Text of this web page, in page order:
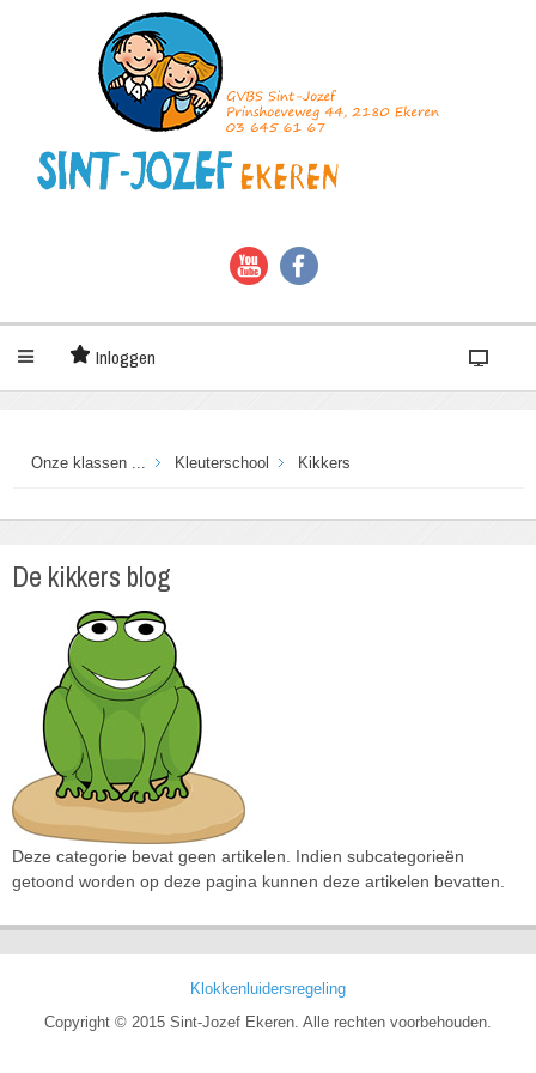
Inloggen
Onze klassen ... Kleuterschool Kikkers
De kikkers blog
Deze categorie bevat geen artikelen. Indien subcategorieën
getoond worden op deze pagina kunnen deze artikelen bevatten.
Klokkenluidersregeling
Copyright © 2015 Sint-Jozef Ekeren. Alle rechten voorbehouden.